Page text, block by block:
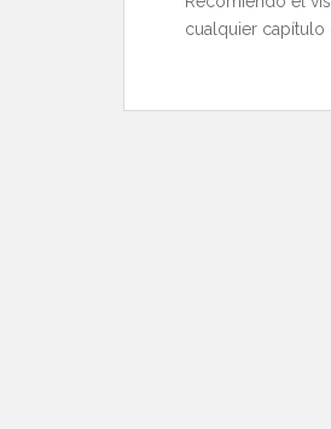
cualquier capítulo